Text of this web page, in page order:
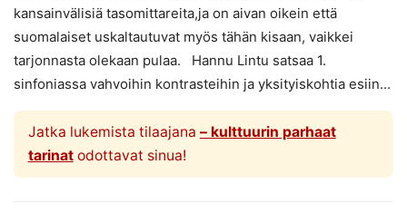
kansainvälisiä tasomittareita,ja on aivan oikein että
suomalaiset uskaltautuvat myös tähän kisaan, vaikkei
tarjonnasta olekaan pulaa. Hannu Lintu satsaa 1.
sinfoniassa vahvoihin kontrasteihin ja yksityiskohtia esiin...
Jatka lukemista tilaajana – kulttuurin parhaat
tarinatodottavat sinua!